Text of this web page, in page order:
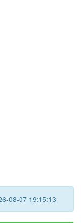
08-07 19:15:13